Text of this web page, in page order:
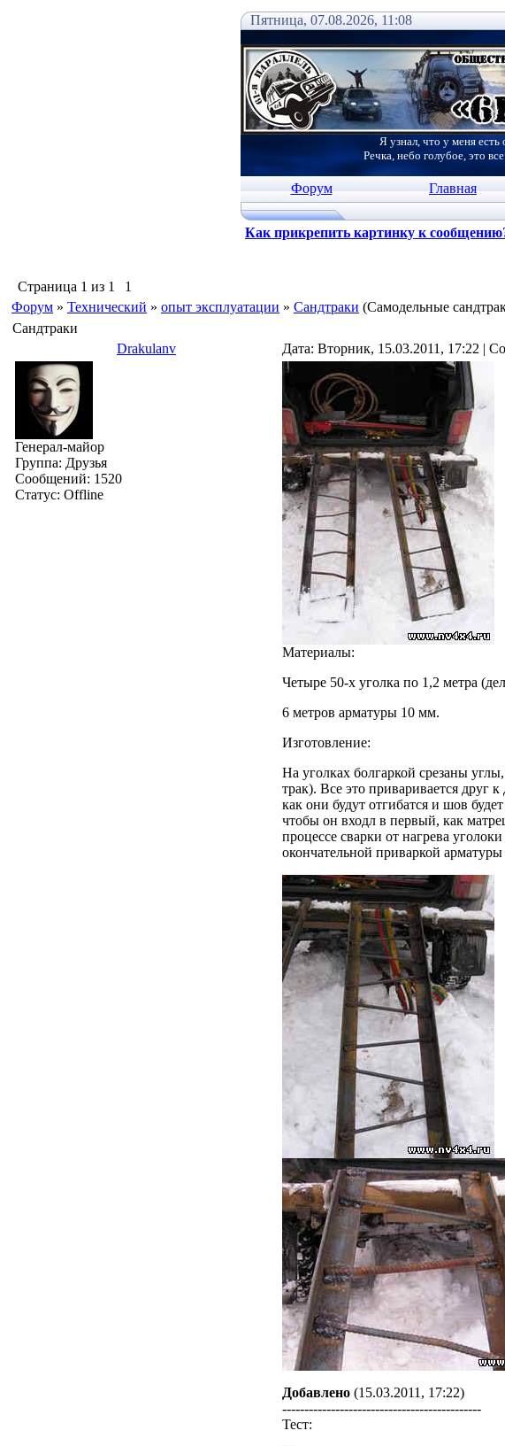
Пятница, 07.08.2026, 11:08
Я узнал, что у меня есть
Речка, небо голубое, это
Форум Главная
Как прикрепить картинку к
Страница 1 из 1
1
Форум » Технический » опыт эксплуатации » Сандтраки (Самодельные
Сандтраки
Drakulanv
Дата: Вторник, 15.03.2011, 17:22 |
Генерал-майор
Группа: Друзья
Сообщений: 1520
Статус: Offline
Материалы:
Четыре 50-х уголка по 1,2 метра
6 метров арматуры 10 мм.
Изготовление:
На уголках болгаркой срезаны
трак). Все это приваривается друг
как они будут отгибатся и шов
чтобы он входл в первый, как
процессе сварки от нагрева
окончательной приваркой
Добавлено (15.03.2011, 17:22)
---------------------------------------------
Тест: